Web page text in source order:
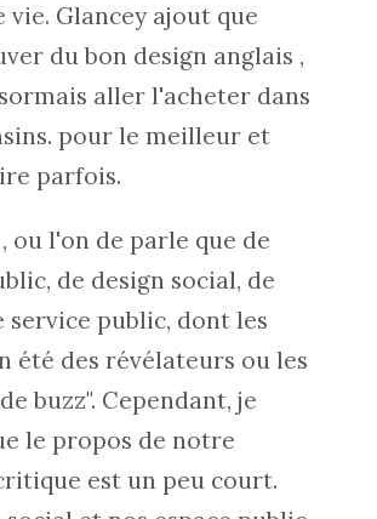
vie. Glancey ajout que
du bon design anglais ,
aller l'acheter dans
pour le meilleur et
parfois.
ou l'on de parle que de
de design social, de
service public, dont les
été des révélateurs ou les
buzz". Cependant, je
le propos de notre
est un peu court.